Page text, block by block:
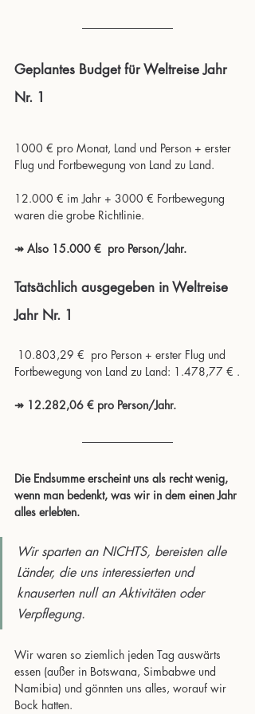
Geplantes Budget für Weltreise Jahr
Nr. 1
1000 € pro Monat, Land und Person + erster
Flug und Fortbewegung von Land zu Land.
12.000 € im Jahr + 3000 € Fortbewegung
waren die grobe Richtlinie.
↠ Also 15.000 €  pro Person/Jahr.
Tatsächlich ausgegeben in Weltreise
Jahr Nr. 1
Fortbewegung von Land zu Land: 1.478,77 € .
↠ 12.282,06 € pro Person/Jahr.
Die Endsumme erscheint uns als recht wenig,
wenn man bedenkt, was wir in dem einen Jahr
alles erlebten.
Wir sparten an NICHTS, bereisten alle
Länder, die uns interessierten und
knauserten null an Aktivitäten oder
Verpflegung.
Wir waren so ziemlich jeden Tag auswärts
essen (außer in Botswana, Simbabwe und
Namibia) und gönnten uns alles, worauf wir
Bock hatten.